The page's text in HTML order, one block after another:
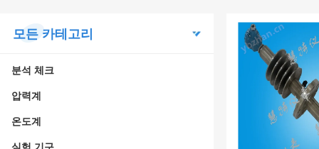
모든 카테고리
분석 체크
압력계
온도계